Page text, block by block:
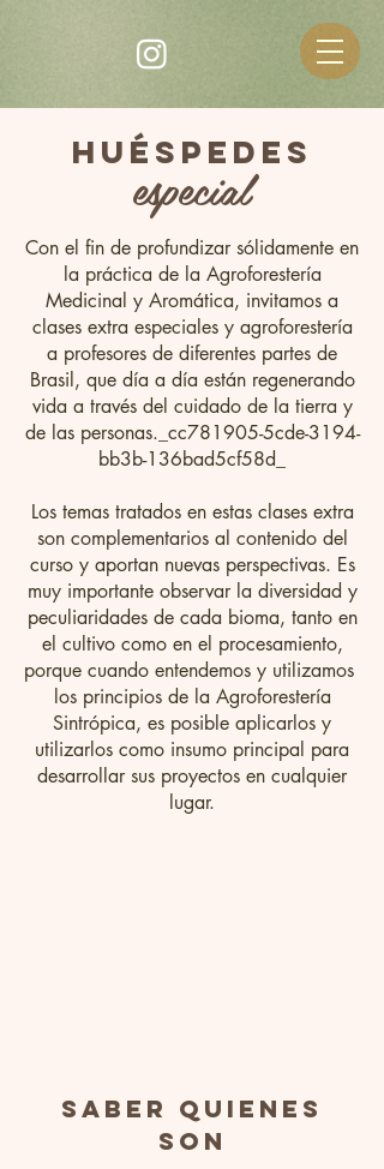
especial
huéspedes
Con el fin de profundizar sólidamente en
la práctica de la Agroforestería
Medicinal y Aromática, invitamos a
clases extra especiales y agroforestería
a profesores de diferentes partes de
Brasil, que día a día están regenerando
vida a través del cuidado de la tierra y
de las personas._cc781905-5cde-3194-
bb3b-136bad5cf58d_
Los temas tratados en estas clases extra
son complementarios al contenido del
curso y aportan nuevas perspectivas. Es
muy importante observar la diversidad y
peculiaridades de cada bioma, tanto en
el cultivo como en el procesamiento,
porque cuando entendemos y utilizamos
los principios de la Agroforestería
Sintrópica, es posible aplicarlos y
utilizarlos como insumo principal para
desarrollar sus proyectos en cualquier
lugar.
saber quienes
son